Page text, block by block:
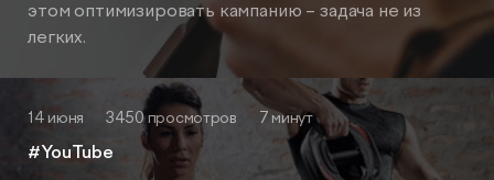
этом оптимизировать кампанию – задача не из
легких.
14 июня 3450 просмотров 7 минут
#YouTube